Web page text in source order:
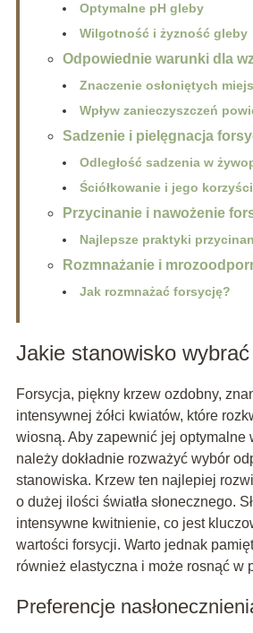
Optymalne pH gleby
Wilgotność i żyzność gleby
Odpowiednie warunki dla
Znaczenie osłoniętych
Wpływ zanieczyszczeń
Sadzenie i pielęgnacja
Odległość sadzenia w
Ściółkowanie i jego korzyści
Przycinanie i nawożenie
Najlepsze praktyki
Rozmnażanie i
Jak rozmnażać forsycję?
Jakie stanowisko
Forsycja, piękny krzew ozdobny,
intensywnej żółci kwiatów, które
wiosną. Aby zapewnić jej optymalne
należy dokładnie rozważyć wybór
stanowiska. Krzew ten najlepiej
o dużej ilości światła słonecznego.
intensywne kwitnienie, co jest
wartości forsycji. Warto jednak
również elastyczna i może rosnąć w
Preferencje